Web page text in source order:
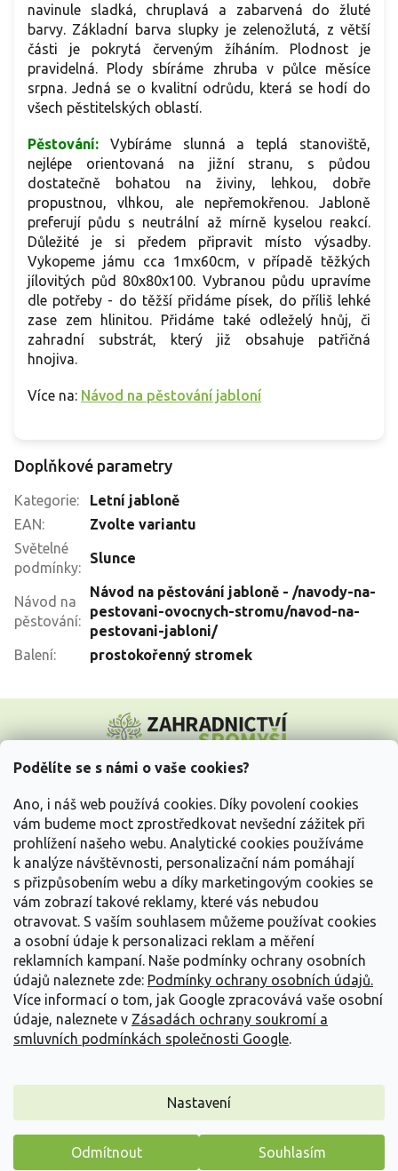
Podělíte se s námi o vaše cookies?
Ano, i náš web používá cookies. Díky povolení cookies
vám budeme moct zprostředkovat nevšední zážitek při
prohlížení našeho webu. Analytické cookies používáme
k analýze návštěvnosti, personalizační nám pomáhají
s přizpůsobením webu a díky marketingovým cookies se
vám zobrazí takové reklamy, které vás nebudou
otravovat. S vaším souhlasem můžeme používat cookies
a osobní údaje k personalizaci reklam a měření
reklamních kampaní. Naše podmínky ochrany osobních
údajů naleznete zde: Podmínky ochrany osobních údajů.
Více informací o tom, jak Google zpracovává vaše osobní
údaje, naleznete v Zásadách ochrany soukromí a
smluvních podmínkách společnosti Google.
Nastavení
Odmítnout Souhlasím
navinule sladká, chruplavá a zabarvená do žluté
barvy. Základní barva slupky je zelenožlutá, z větší
části je pokrytá červeným žíháním. Plodnost je
pravidelná. Plody sbíráme zhruba v půlce měsíce
srpna. Jedná se o kvalitní odrůdu, která se hodí do
všech pěstitelských oblastí.
Pěstování: Vybíráme slunná a teplá stanoviště,
nejlépe orientovaná na jižní stranu, s půdou
dostatečně bohatou na živiny, lehkou, dobře
propustnou, vlhkou, ale nepřemokřenou. Jabloně
preferují půdu s neutrální až mírně kyselou reakcí.
Důležité je si předem připravit místo výsadby.
Vykopeme jámu cca 1mx60cm, v případě těžkých
jílovitých půd 80x80x100. Vybranou půdu upravíme
dle potřeby - do těžší přidáme písek, do příliš lehké
zase zem hlinitou. Přidáme také odleželý hnůj, či
zahradní substrát, který již obsahuje patřičná
hnojiva.
Více na: Návod na pěstování jabloní
Doplňkové parametry
Kategorie:
Letní jabloně
EAN:
Zvolte variantu
Světelné
podmínky:
Slunce
Návod na
pěstování:
Návod na pěstování jabloně - /navody-na-
pestovani-ovocnych-stromu/navod-na-
pestovani-jabloni/
Balení: prostokořenný stromek
p
Vše o nákupu
Informace pro Vás
Kontakujte nás
Vytvořil Shoptet
Copyright 2026 Zahradnictví Spomyšl
. Všechna práva
vyhrazena.